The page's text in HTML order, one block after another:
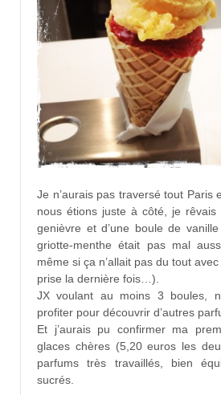
Je n’aurais pas traversé tout Paris
nous étions juste à côté, je rêvais
genièvre et d’une boule de
griotte-menthe était pas mal
même si ça n’allait pas du tout
prise la dernière fois…).
JX voulant au moins 3 boules,
profiter pour découvrir d’autres
Et j’aurais pu confirmer ma
glaces chères (5,20 euros les
parfums très travaillés, bien
sucrés.